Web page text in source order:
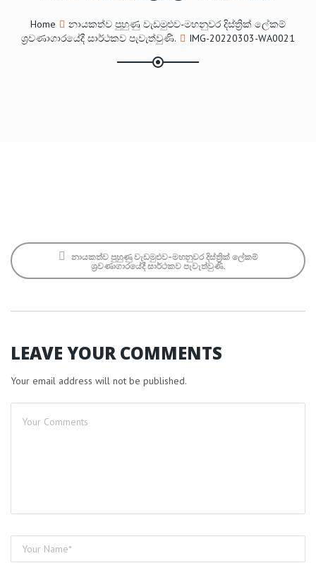
Home
නායකත්ව පුහුණු වැඩමුළුව-මහනුවර දිස්ත්‍රික් ලේකම්
ශ්‍රවණාගාරයේදී සාර්ථකව පැවැත්වුණි.
IMG-20220303-WA0021
නායකත්ව පුහුණු වැඩමුළුව-මහනුවර දිස්ත්‍රික් ලේකම්
ශ්‍රවණාගාරයේදී සාර්ථකව පැවැත්වුණි.
LEAVE YOUR COMMENTS
Your email address will not be published.